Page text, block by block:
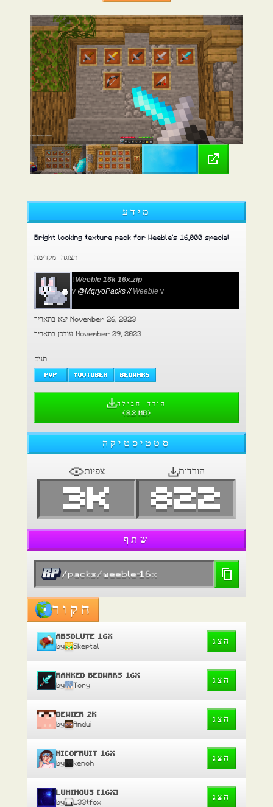
מידע
Bright looking texture pack for Weeble's 16,000 special
תצוגה מקדימה
! Weeble 16k 16x.zip
v @MqryoPacks //Weeble v
יצא בתאריך November 26, 2023
עודכן בתאריך November 29, 2023
תגים
PVP YOUTUBER BEDWARS
הורד חבילה
(8.2 MB)
סטטיסטיקה
צפיות
3K
הורדות
822
שתף
/packs/weeble-16x
חקור
ABSOLUTE 16X
by Skeptal
הצג
RANKED BEDWARS 16X
by Tory
הצג
DEWIER 2K
by Andwi
הצג
NICOFRUIT 16X
by kenoh
הצג
LUMINOUS [16X]
by L33tfox
הצג